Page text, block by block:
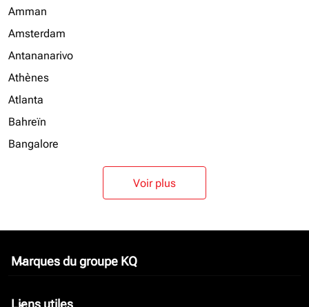
Amman
Amsterdam
Antananarivo
Athènes
Atlanta
Bahreïn
Bangalore
Voir plus
Marques du groupe KQ
keyboard_arrow_down